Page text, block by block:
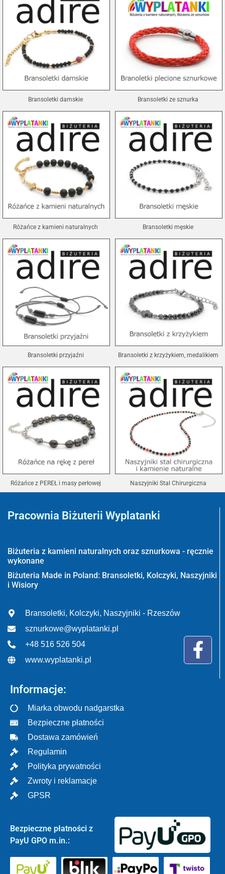
Bransoletki damskie Bransoletki ze sznurka
Różańce z kamieni naturalnych Bransoletki męskie
Bransoletki przyjaźni Bransoletki z krzyżykiem, medalikiem
Różańce z PEREŁ i masy perłowej Naszyjniki Stal Chirurgiczna
Pracownia Biżuterii Wyplatanki
Biżuteria z kamieni naturalnych oraz sznurkowa - ręcznie
wykonane
Biżuteria Made in Poland: Bransoletki, Kolczyki, Naszyjniki
i Wisiory
Bransoletki, Kolczyki, Naszyjniki - Rzeszów
sznurkowe@wyplatanki.pl
+48 516 526 504
www.wyplatanki.pl
Informacje:
Miarka obwodu nadgarstka
Bezpieczne płatności
Dostawa zamówień
Regulamin
Polityka prywatności
Zwroty i reklamacje
GPSR
Bezpieczne płatności z
PayU GPO m.in.: